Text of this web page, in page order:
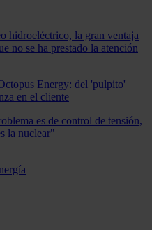
hidroeléctrico, la gran ventaja
no se ha prestado la atención
Energy: del 'pulpito'
en el cliente
es de control de tensión,
la nuclear"